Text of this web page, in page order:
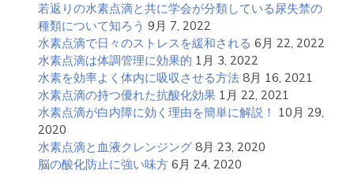
若返りの水素点滴と共に学会が分類している尿失禁の
種類について知ろう 9月 7, 2022
水素点滴で日々のストレスを緩和される 6月 22, 2022
水素点滴は体調管理に効果的 1月 3, 2022
水素を効率よく体内に吸収させる方法 8月 16, 2021
水素点滴の持つ優れた抗酸化効果 1月 22, 2021
水素点滴が白内障に効く理由を簡単に解説！ 10月 29,
2020
水素点滴と血液クレンジング 8月 23, 2020
脳の酸化防止に強い味方 6月 24, 2020